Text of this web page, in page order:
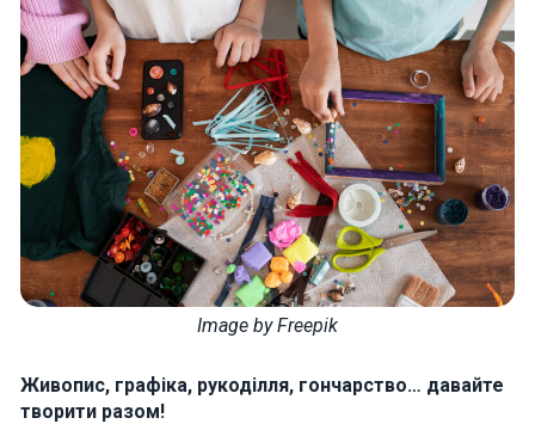
Image byFreepik
Живопис, графіка, рукоділля, гончарство… давайте
творити разом!
not optional.
They are
needed for
the website
to function.
Statistics
In order for
us to
improve the
website's
functionality
and
structure,
based on
how the